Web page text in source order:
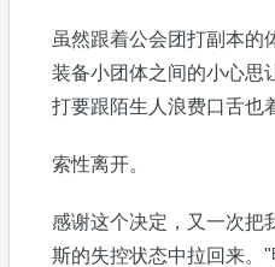
虽然跟着公会团打副本的
装备小团体之间的小心思
打要跟陌生人浪费口舌也
索性离开。
感谢这个决定，又一次把
斯的失控状态中拉回来。